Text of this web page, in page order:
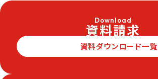
Download
資料請求
資料ダウンロード一覧